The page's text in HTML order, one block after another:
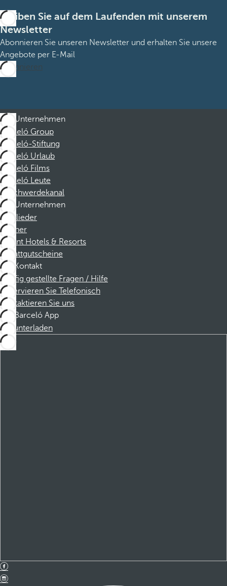
Bleiben Sie auf dem Laufenden mit unserem
Newsletter
Abonnieren Sie unseren Newsletter und erhalten Sie unsere
Angebote per E-Mail
Abonnieren
Unternehmen
Barceló Group
Barceló-Stiftung
Barceló Urlaub
Barceló Films
Barceló Leute
Beschwerdekanal
Unternehmen
Mitglieder
Partner
Dorint Hotels & Resorts
Rabattgutscheine
Kontakt
Häufig gestellte Fragen / Hilfe
Reservieren Sie Telefonisch
Kontaktieren Sie uns
Barceló App
Herunterladen